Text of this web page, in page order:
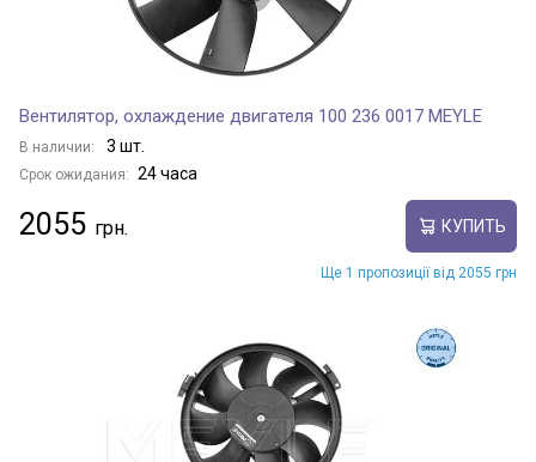
Вентилятор, охлаждение двигателя 100 236 0017 MEYLE
В наличии: 3 шт.
Срок ожидания: 24 часа
2055 КУПИТЬ
Ще 1 пропозиції від 2055 грн